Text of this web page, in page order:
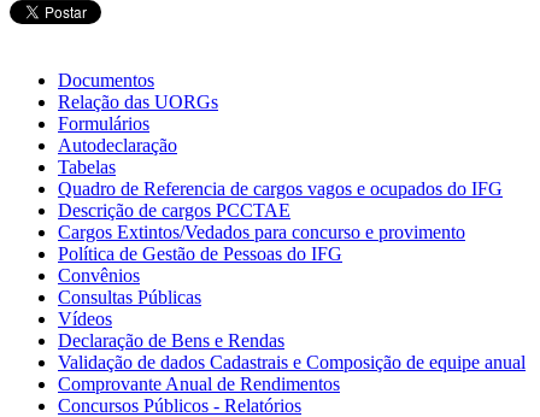
Documentos
Relação das UORGs
Formulários
Autodeclaração
Tabelas
Quadro de Referencia de cargos vagos e ocupados do IFG
Descrição de cargos PCCTAE
Cargos Extintos/Vedados para concurso e provimento
Política de Gestão de Pessoas do IFG
Convênios
Consultas Públicas
Vídeos
Declaração de Bens e Rendas
Validação de dados Cadastrais e Composição de equipe anual
Comprovante Anual de Rendimentos
Concursos Públicos - Relatórios